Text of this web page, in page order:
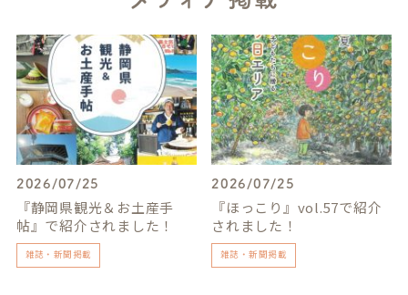
2026/07/25
『静岡県観光＆お土産手
帖』で紹介されました！
雑誌・新聞掲載
2026/07/25
『ほっこり』vol.57で紹介
されました！
雑誌・新聞掲載